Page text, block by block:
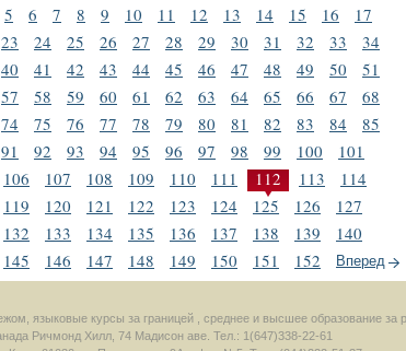
5 6 7 8 9 10 11 12 13 14 15 16
17
23 24 25 26 27 28 29 30 31 32 33
34
40 41 42 43 44 45 46 47 48 49 50
51
57 58 59 60 61 62 63 64 65 66 67
68
74 75 76 77 78 79 80 81 82 83 84
85
91 92 93 94 95 96 97 98 99 100
101
106 107 108 109 110 111 112 113
114
119 120 121 122 123 124 125 126
127
132 133 134 135 136 137 138 139
140
145 146 147 148 149 150 151 152 Вперед
языковые курсы за границей , среднее и высшее образование за
Ричмонд Хилл 74 Мадисон аве. Тел.: 1(647)338-22-61